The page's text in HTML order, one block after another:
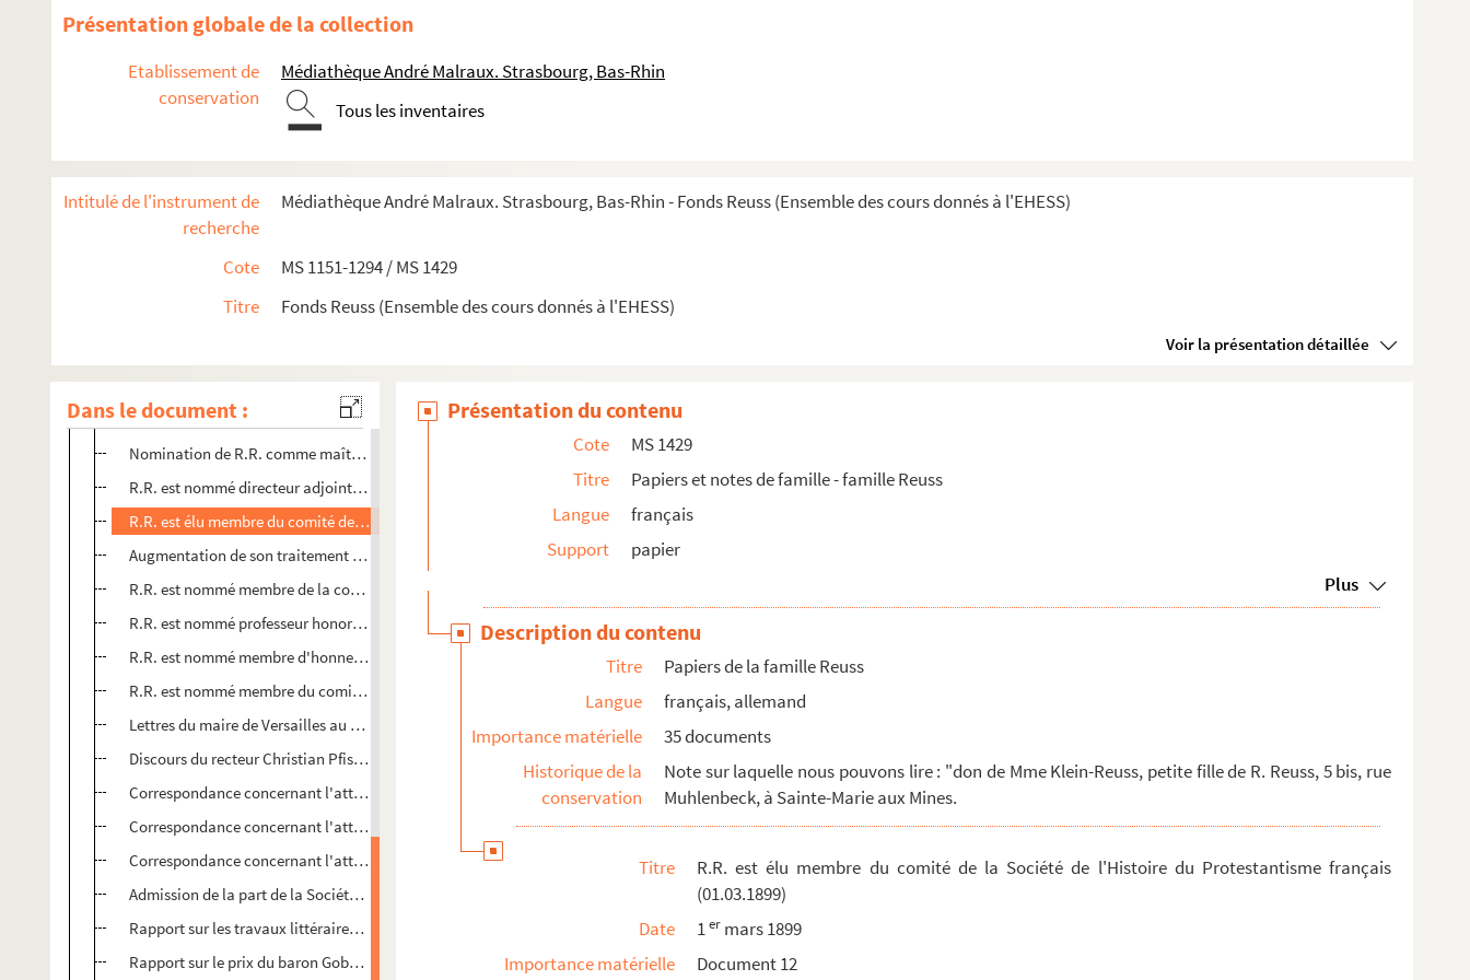
Présentation globale de la collection
Etablissement de
conservation
Médiathèque André Malraux. Strasbourg, Bas-Rhin
Tous les inventaires
Intitulé de l'instrument de
recherche
Médiathèque André Malraux. Strasbourg, Bas-Rhin - Fonds Reuss (Ensemble des cours donnés à l'EHESS)
Cote
MS 1151-1294 / MS 1429
Titre
Fonds Reuss (Ensemble des cours donnés à l'EHESS)
Voir la présentation détaillée
Dans le document :
Papiers de la famille Reuss
Papiers de famille Rosolphe Reuss : sommaire
Suite du sommaire des papiers de famille Rodolphe Reuss
Lettre autographe de R.R. du 10.08.1873 concernant le refus d'enseigner dans la langue allemande
Nomination de R.R. comme bibliothécaire municipal (07.03.1873)
Acceptation d'un don (collectio Reussiana) fait par Rod. R. au profit de la bibliothèque (20.11.1895...
Statistique décennale de la bibliothèque municipale (visiteurs et livres prêtés) (1874-1885 et 1874-...
R.R. renonce à la nationalité allemande (20.03.1896)
Accord à ce sujet donné par l'autorité allemande (02.05.1896)
Nomination de R.R. comme maître de conférences d'histoire à l'Ecole pratique des hautes études (04.0...
R.R. est nommé directeur adjoint d'études à la même Ecole (27.05.1902)
R.R. est élu membre du comité de la Société de l'Histoire du Protestantisme français (01.03.1899)
Augmentation de son traitement (07.12.1903)
R.R. est nommé membre de la commission "chargée de définir les mesures conservatoires à prendre conc...
R.R. est nommé professeur honoraire à la Faculté des Lettres de l'Université de Strasbourg (19.11.19...
R.R. est nommé membre d'honneur de la Société des Sciences, Agriculture et Arts du Bas-Rhin (26.06.1...
R.R. est nommé membre du comité d'inspection et d'achat de livres de la bibliothèque municpale de Ve...
Lettres du maire de Versailles au sujet de la nomination de R.R. au comité d'inspection et d'achat d...
Discours du recteur Christian Pfister du 23.02.1923
Correspondance concernant l'attribution du prix Engel-Dollfus à R.R. pour l'ensemble de ses travaux ...
Correspondance concernant l'attribution du prix Engel-Dollfus à R.R. pour l'ensemble de ses travaux ...
Correspondance concernant l'attribution du prix Engel-Dollfus à R.R. pour l'ensemble de ses travaux ...
Admission de la part de la Société industrielle sur la proposition de Mon Comité d'histoire, de stat...
Rapport sur les travaux littéraires de R.R. présenté par Eug. Waldner (impr. de 7 p.)
Rapport sur le prix du baron Gobert décerné à R.R. pour son ouvrage : L'Alsace au XVIIe siècle (séan...
Présentation du contenu
Cote
MS 1429
Titre
Papiers et notes de famille - famille Reuss
Langue
français
Support
papier
Plus
Description du contenu
Titre
Papiers de la famille Reuss
Langue
français, allemand
Importance matérielle
35 documents
Historique de la
conservation
Note sur laquelle nous pouvons lire : "don de Mme Klein-Reuss, petite fille de R. Reuss, 5 bis, rue
Muhlenbeck, à Sainte-Marie aux Mines.
Titre
R.R. est élu membre du comité de la Société de l'Histoire du Protestantisme français
(01.03.1899)
Date
1er mars 1899
Importance matérielle
Document 12